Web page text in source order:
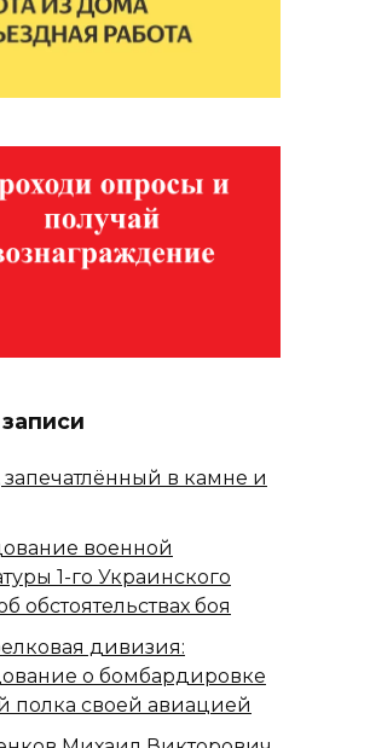
запечатлённый в камне и
военной
1-го Украинского
обстоятельствах боя
дивизия:
о бомбардировке
полка своей авиацией